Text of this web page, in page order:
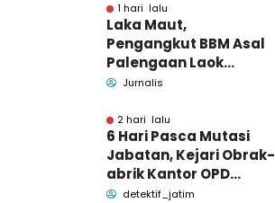
1 hari lalu
Laka Maut,
Pengangkut BBM Asal
Palengaan Laok
Pamekasan Meninggal
Jurnalis
2 hari lalu
6 Hari Pasca Mutasi
Jabatan, Kejari Obrak-
abrik Kantor OPD
Pemkab Pamekasan
detektif_jatim